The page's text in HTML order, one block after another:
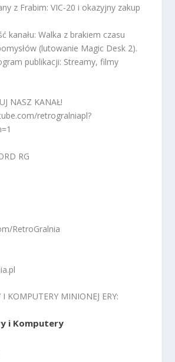
z Frabim: VIC-20 i okazyjny zakup
kanału: Walka z brakiem czasu
(lutowanie Magic Desk 2).
publikacji: Streamy, filmy
NASZ KANAŁ!
retrogralniapl?
RG
RetroGralnia
KOMPUTERY MINIONEJ ERY:
i Komputery